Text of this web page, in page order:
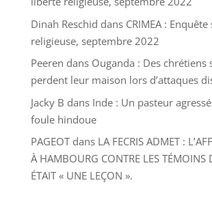
Dinah Reschid dans CRIMEA :
religieuse, septembre 2022
Peeren dans Ouganda : Des chrétiens
perdent leur maison lors d’attaques
Jacky B dans Inde : Un pasteur
foule hindoue
PAGEOTdans LA FECRIS ADMET :
À HAMBOURG CONTRE LES TÉMOINS
ÉTAIT « UNE LEÇON ».